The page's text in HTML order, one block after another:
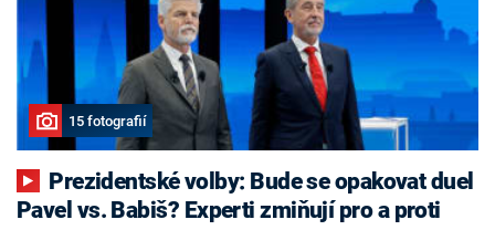
15 fotografií
Pavel vs. Babiš? Experti zmiňují pro a proti